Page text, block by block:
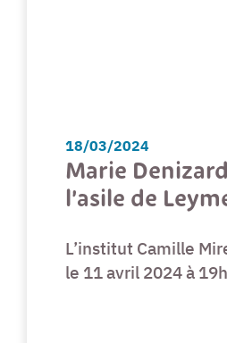
Marie
l’asile de
18/03/2024
L’institut Camille
le 11 avril 2024 à